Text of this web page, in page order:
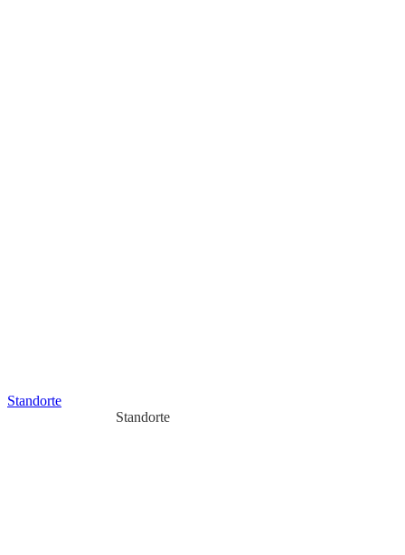
Standorte
Standorte